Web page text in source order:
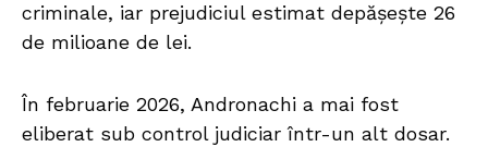
criminale, iar prejudiciul estimat depășește 26
de milioane de lei.
În februarie 2026, Andronachi a mai fost
eliberat sub control judiciar într-un alt dosar.